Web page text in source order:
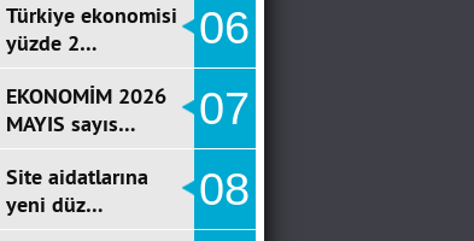
Türkiye ekonomisi
yüzde 2…
06
EKONOMİM 2026
MAYIS sayıs…
07
Site aidatlarına
yeni düz…
08